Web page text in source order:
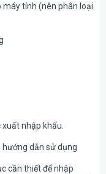
máy tính (nên phân loại
nhập khẩu.
hướng dẫn sử dụng
cần thiết để nhập